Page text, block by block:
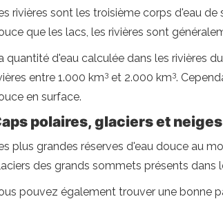
rivières sont les troisième corps d'eau
que les lacs, les rivières sont
quantité d'eau calculée dans les rivières
entre 1.000 km3 et 2.000 km3.
en surface.
polaires, glaciers et
plus grandes réserves d'eau douce au
des grands sommets présents dans
pouvez également trouver une bonne